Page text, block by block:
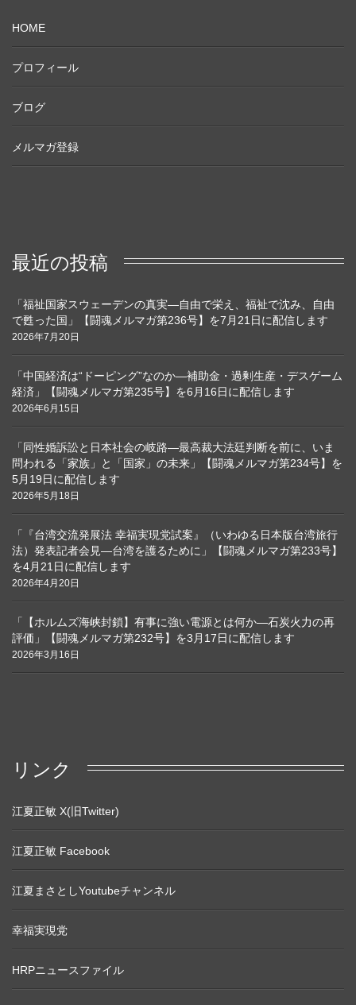
HOME
プロフィール
ブログ
メルマガ登録
最近の投稿
「福祉国家スウェーデンの真実―自由で栄え、福祉で沈み、自由
で甦った国」【闘魂メルマガ第236号】を7月21日に配信します
2026年7月20日
「中国経済は“ドーピング”なのか―補助金・過剰生産・デスゲーム
経済」【闘魂メルマガ第235号】を6月16日に配信します
2026年6月15日
「同性婚訴訟と日本社会の岐路―最高裁大法廷判断を前に、いま
問われる「家族」と「国家」の未来」【闘魂メルマガ第234号】を
5月19日に配信します
2026年5月18日
「『台湾交流発展法 幸福実現党試案』（いわゆる日本版台湾旅行
法）発表記者会見―台湾を護るために」【闘魂メルマガ第233号】
を4月21日に配信します
2026年4月20日
「【ホルムズ海峡封鎖】有事に強い電源とは何か―石炭火力の再
評価」【闘魂メルマガ第232号】を3月17日に配信します
2026年3月16日
リンク
江夏正敏 X(旧Twitter)
江夏正敏 Facebook
江夏まさとしYoutubeチャンネル
幸福実現党
HRPニュースファイル